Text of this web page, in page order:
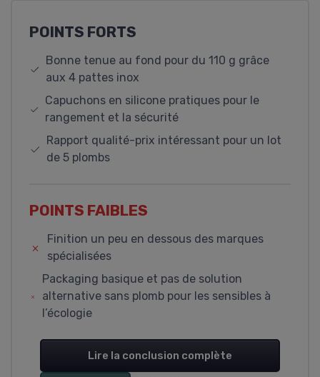
POINTS FORTS
Bonne tenue au fond pour du 110 g grâce
aux 4 pattes inox
Capuchons en silicone pratiques pour le
rangement et la sécurité
Rapport qualité-prix intéressant pour un lot
de 5 plombs
POINTS FAIBLES
Finition un peu en dessous des marques
spécialisées
Packaging basique et pas de solution
alternative sans plomb pour les sensibles à
l’écologie
Lire la conclusion complète